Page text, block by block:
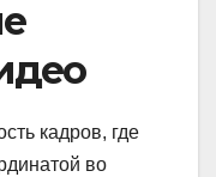
кадров, где
во